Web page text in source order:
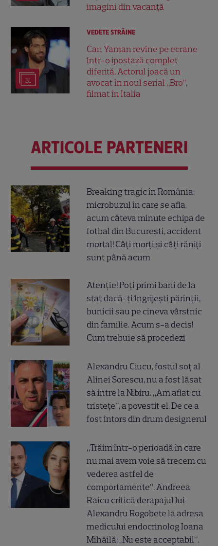
imagini din vacanță
31
VEDETE STRĂINE
Can Yaman revine pe ecrane
într-o ipostază complet
diferită. Actorul joacă un
avocat în noul serial „Bro”,
filmat în Italia
ARTICOLE PARTENERI
Breaking tragic în România:
microbuzul în care se afla
acum câteva minute echipa de
fotbal din București, accident
mortal! Câți morți și câți răniți
sunt până acum
Atenție! Poți primi bani de la
stat dacă-ți îngrijești părinții,
bunicii sau pe cineva vârstnic
din familie. Acum s-a decis!
Cum trebuie să procedezi
Alexandru Ciucu, fostul soț al
Alinei Sorescu, nu a fost lăsat
să intre la Nibiru. „Am aflat cu
tristețe”, a povestit el. De ce a
fost întors din drum designerul
„Trăim într-o perioadă în care
nu mai avem voie să trecem cu
vederea astfel de
comportamente”. Andreea
Raicu critică derapajul lui
Alexandru Rogobete la adresa
medicului endocrinolog Ioana
Mihăilă: „Nu este acceptabil”.